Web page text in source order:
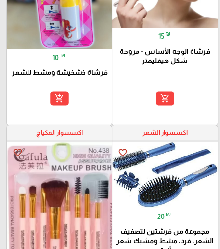
15 ₪
فرشاة الوجه الأساس - مروحة
شكل هيغليغتر
add_shopping_cart
10 ₪
فرشاة خشخيشة ومشط للشعر
add_shopping_cart
اكسسوار الشعر
favorite_border
20 ₪
مجموعة من فرشتين لتصفيف
الشعر، فرد، مشط ومشبك شعر
اكسسوار المكياج
favorite_border